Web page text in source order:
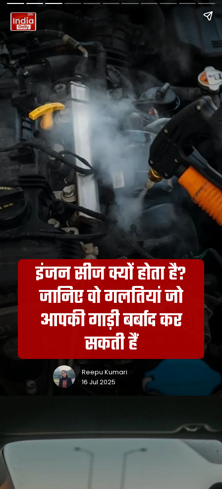
इंजन सीज क्यों होता है?
जानिए वो गलतियां जो
आपकी गाड़ी बर्बाद कर
सकती हैं
Reepu Kumari
16 Jul 2025